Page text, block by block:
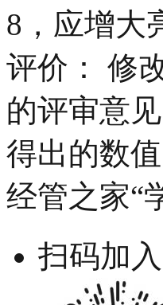
8，应增大
评价： 修
的评审意
得出的数
经管之家“
扫码加